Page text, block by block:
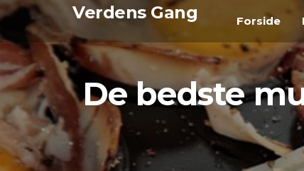
Videre
indhold
Verdens Gang Forside
De bedste